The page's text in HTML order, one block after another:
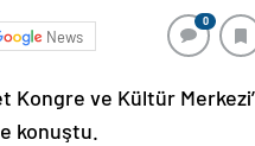
News
0
ve Kültür
konuştu.